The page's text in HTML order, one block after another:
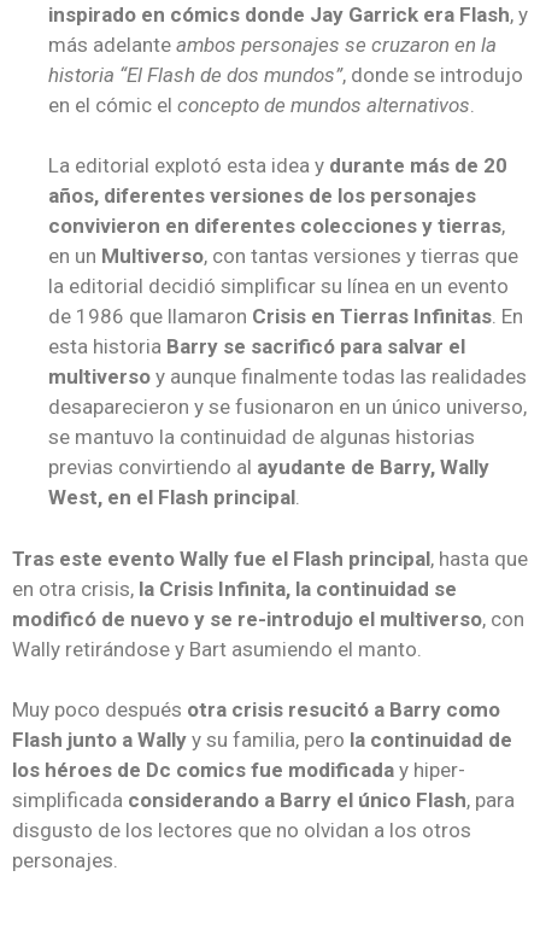
inspirado en cómics donde Jay Garrick era Flash, y
más adelante ambos personajes se cruzaron en la
historia “El Flash de dos mundos”, donde se introdujo
en el cómic el concepto de mundos alternativos
La editorial explotó esta idea y durante más de 20
años, diferentes versiones de los personajes
convivieron en diferentes colecciones y tierras,
en un Multiverso, con tantas versiones y tierras que
la editorial decidió simplificar su línea en un evento
de 1986 que llamaron Crisis en Tierras Infinitas. En
esta historia Barry se sacrificó para salvar el
multiverso y aunque finalmente todas las realidades
desaparecieron y se fusionaron en un único universo,
se mantuvo la continuidad de algunas historias
previas convirtiendo al ayudante de Barry, Wally
West, en el Flash principal.
Tras este evento Wally fue el Flash principal, hasta que
en otra crisis, la Crisis Infinita, la continuidad se
modificó de nuevo y se re-introdujo el multiverso, con
Wally retirándose y Bart asumiendo el manto.
Muy poco después otra crisis resucitó a Barry como
Flash junto a Wally y su familia, pero la continuidad de
los héroes de Dc comics fue modificada y hiper-
simplificada considerando a Barry el único Flash, para
disgusto de los lectores que no olvidan a los otros
personajes.